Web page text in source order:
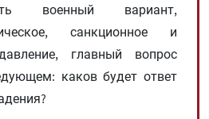
военный вариант,
санкционное и
главный вопрос
каков будет ответ